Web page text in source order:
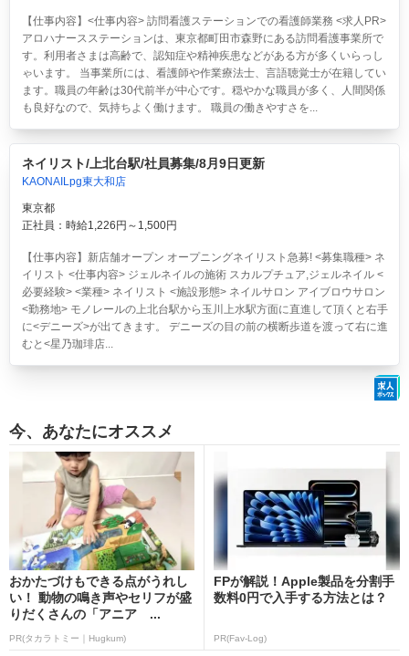
【仕事内容】<仕事内容> 訪問看護ステーションでの看護師業務 <求人PR>
アロハナースステーションは、東京都町田市森野にある訪問看護事業所で
す。利用者さまは高齢で、認知症や精神疾患などがある方が多くいらっし
ゃいます。 当事業所には、看護師や作業療法士、言語聴覚士が在籍してい
ます。職員の年齢は30代前半が中心です。穏やかな職員が多く、人間関係
も良好なので、気持ちよく働けます。 職員の働きやすさを...
ネイリスト/上北台駅/社員募集/8月9日更新
KAONAILpg東大和店
東京都
正社員：時給1,226円～1,500円
【仕事内容】新店舗オープン オープニングネイリスト急募! <募集職種> ネ
イリスト <仕事内容> ジェルネイルの施術 スカルプチュア,ジェルネイル <
必要経験> <業種> ネイリスト <施設形態> ネイルサロン アイブロウサロン
<勤務地> モノレールの上北台駅から玉川上水駅方面に直進して頂くと右手
に<デニーズ>が出てきます。 デニーズの目の前の横断歩道を渡って右に進
むと<星乃珈琲店...
今、あなたにオススメ
おかたづけもできる点がうれし
い！ 動物の鳴き声やセリフが盛
りだくさんの「アニア ...
PR(タカラトミー｜Hugkum)
FPが解説！Apple製品を分割手
数料0円で入手する方法とは？
PR(Fav-Log)